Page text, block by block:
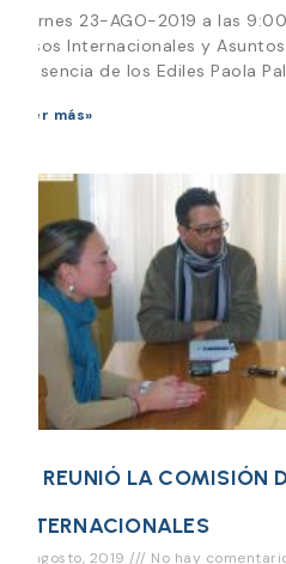
Viernes 23-AGO-2019 a las
Pasos Internacionales y
presencia de los Ediles Paola
Leer más»
SE REUNIÓ LA COMISIÓN
INTERNACIONALES
16 agosto, 2019 No hay